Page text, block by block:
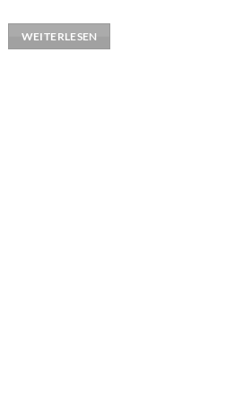
WEITERLESEN